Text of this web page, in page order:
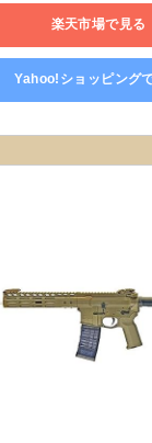
楽天市場で見る
Yahoo!ショッピング